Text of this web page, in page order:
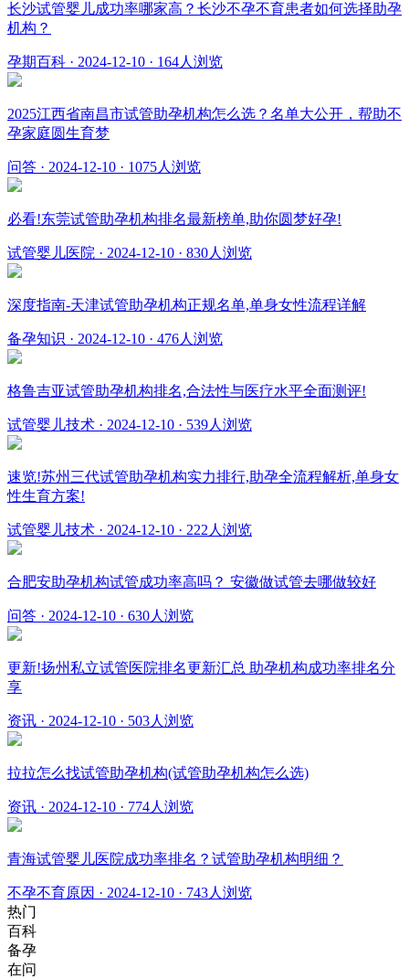
长沙试管婴儿成功率哪家高？长沙不孕不育患者如何选择助孕
机构？
孕期百科 · 2024-12-10 · 164人浏览
2025江西省南昌市试管助孕机构怎么选？名单大公开，帮助不
孕家庭圆生育梦
问答 · 2024-12-10 · 1075人浏览
必看!东莞试管助孕机构排名最新榜单,助你圆梦好孕!
试管婴儿医院 · 2024-12-10 · 830人浏览
深度指南-天津试管助孕机构正规名单,单身女性流程详解
备孕知识 · 2024-12-10 · 476人浏览
格鲁吉亚试管助孕机构排名,合法性与医疗水平全面测评!
试管婴儿技术 · 2024-12-10 · 539人浏览
速览!苏州三代试管助孕机构实力排行,助孕全流程解析,单身女
性生育方案!
试管婴儿技术 · 2024-12-10 · 222人浏览
合肥安助孕机构试管成功率高吗？ 安徽做试管去哪做较好
问答 · 2024-12-10 · 630人浏览
更新!扬州私立试管医院排名更新汇总 助孕机构成功率排名分
享
资讯 · 2024-12-10 · 503人浏览
拉拉怎么找试管助孕机构(试管助孕机构怎么选)
资讯 · 2024-12-10 · 774人浏览
青海试管婴儿医院成功率排名？试管助孕机构明细？
不孕不育原因 · 2024-12-10 · 743人浏览
热门
百科
备孕
在问